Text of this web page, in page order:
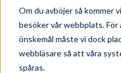
Om du avböjer så kommer
besöker vår webbplats.
önskemål måste vi dock
webbläsare så att våra
spåras.
Lokalvård är den städning
rengöra offentliga miljöer,
liknande miljöer. Till
utförs lokalvård inte enbart